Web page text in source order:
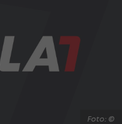
Foto: ©